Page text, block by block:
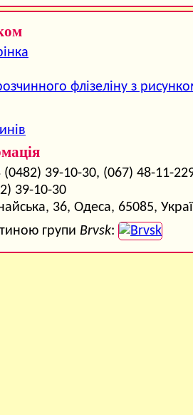
флізеліну з
39-10-30, (067) 48-11-
39-10-30
36, Одеса, 65085,
групи Brvsk: